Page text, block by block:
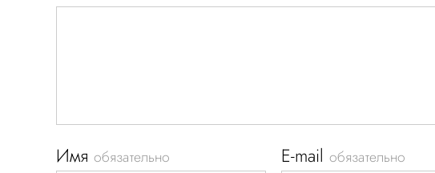
Имяобязательно E-mailобязательно